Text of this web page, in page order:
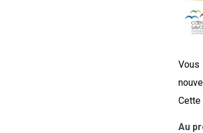
Cette
Au